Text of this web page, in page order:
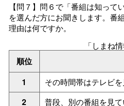
【問７】 問６で「番組は知って
を選んだ方にお聞きします。番
理由は何ですか。
「しまね
順位
1
その時間帯はテレビ
2
普段、別の番組を見